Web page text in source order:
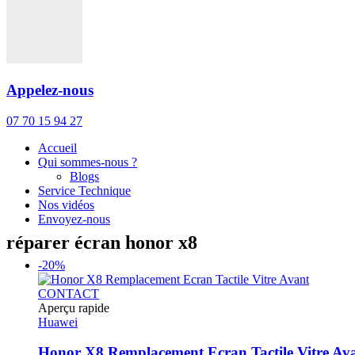
Appelez-nous
07 70 15 94 27
Accueil
Qui sommes-nous ?
Blogs
Service Technique
Nos vidéos
Envoyez-nous
réparer écran honor x8
-20%
CONTACT
Aperçu rapide
Huawei